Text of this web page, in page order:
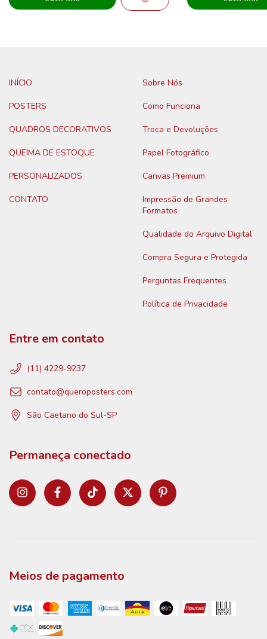
INÍCIO
POSTERS
QUADROS DECORATIVOS
QUEIMA DE ESTOQUE
PERSONALIZADOS
CONTATO
Sobre Nós
Como Funciona
Troca e Devoluções
Papel Fotográfico
Canvas Premium
Impressão de Grandes
Formatos
Qualidade do Arquivo Digital
Compra Segura e Protegida
Perguntas Frequentes
Política de Privacidade
Entre em contato
(11) 4229-9237
contato@queroposters.com
São Caetano do Sul-SP
Permaneça conectado
Meios de pagamento